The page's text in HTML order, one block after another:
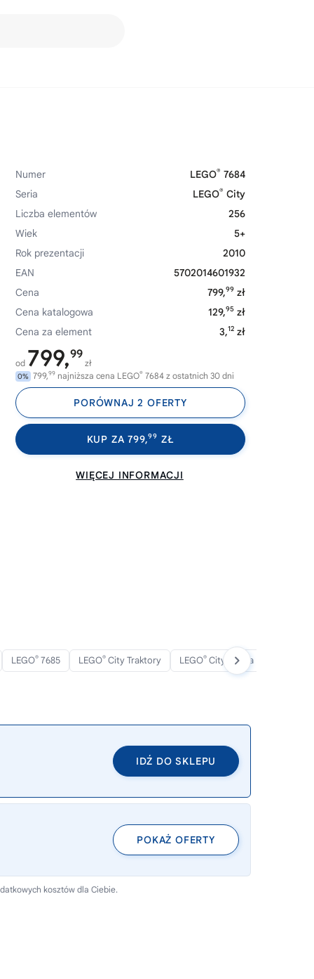
Numer LEGO® 7684
Seria
LEGO® City
Liczba elementów
256
Wiek
5+
Rok prezentacji
2010
EAN
5702014601932
Cena
799,99 zł
Cena katalogowa
129,95 zł
Cena za element
3,12 zł
od 799,99
zł
0% 799,99 najniższa cena LEGO® 7684 z ostatnich 30 dni
PORÓWNAJ 2 OFERTY
KUP ZA 799,99 ZŁ
WIĘCEJ INFORMACJI
LEGO® 7685 LEGO® City Traktory LEGO® City Farma
IDŹ DO SKLEPU
POKAŻ OFERTY
kosztów dla Ciebie.